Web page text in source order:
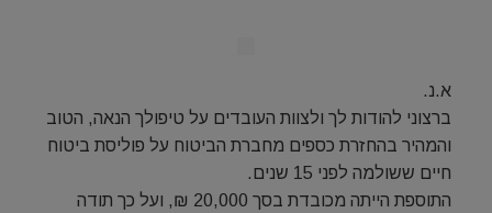
א.נ.
ברצוני להודות לך ולצוות העובדים על טיפולך הנאה, הטוב
והמהיר בהחזרת כספים מחברת הביטוח על פוליסת ביטוח
חיים ששולמה לפני 15 שנים.
התוספת הייתה מכובדת בסך 20,000 ₪, ועל כך תודה